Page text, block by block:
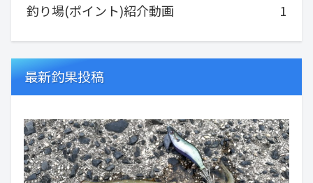
釣り場(ポイント)紹介動画 1
最新釣果投稿